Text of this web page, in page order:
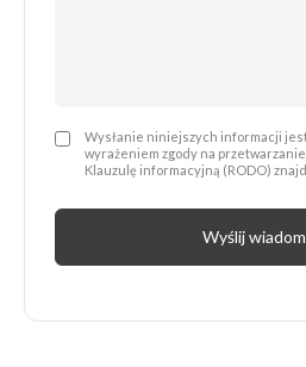
Wysłanie niniejszych informacji
wyrażeniem zgody na
Klauzulę informacyjną (RODO)
Wyślij